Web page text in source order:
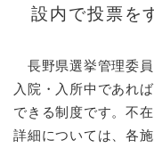
設内で投票を
長野県選挙管理委員
入院・入所中であれ
できる制度です。不
詳細については、各